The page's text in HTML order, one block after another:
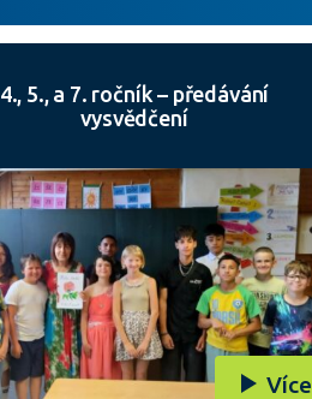
4., 5., a 7. ročník – předávání
vysvědčení
Více